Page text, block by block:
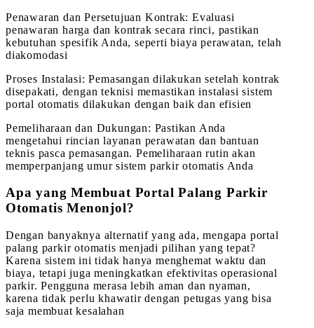
Penawaran dan Persetujuan Kontrak: Evaluasi
penawaran harga dan kontrak secara rinci, pastikan
kebutuhan spesifik Anda, seperti biaya perawatan, telah
diakomodasi
Proses Instalasi: Pemasangan dilakukan setelah kontrak
disepakati, dengan teknisi memastikan instalasi sistem
portal otomatis dilakukan dengan baik dan efisien
Pemeliharaan dan Dukungan: Pastikan Anda
mengetahui rincian layanan perawatan dan bantuan
teknis pasca pemasangan. Pemeliharaan rutin akan
memperpanjang umur sistem parkir otomatis Anda
Apa yang Membuat Portal Palang Parkir
Otomatis Menonjol?
Dengan banyaknya alternatif yang ada, mengapa portal
palang parkir otomatis menjadi pilihan yang tepat?
Karena sistem ini tidak hanya menghemat waktu dan
biaya, tetapi juga meningkatkan efektivitas operasional
parkir. Pengguna merasa lebih aman dan nyaman,
karena tidak perlu khawatir dengan petugas yang bisa
saja membuat kesalahan